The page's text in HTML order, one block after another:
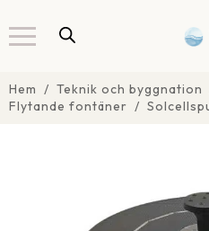
Hem Teknik och byggnation
Flytande fontäner